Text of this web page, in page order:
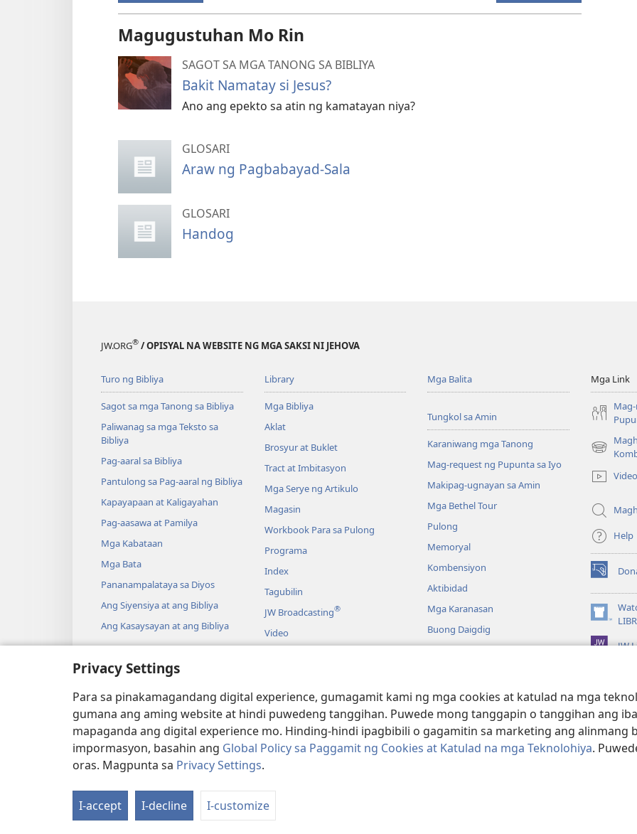
Privacy Settings
Para sa pinakamagandang digital experience, gumagamit kami ng mga cookies at katulad na mga
gumana ang aming website at hindi puwedeng tanggihan. Puwede mong tanggapin o tanggihan ang
mapaganda ang digital experience mo. Hinding-hindi ipagbibili o gagamitin sa marketing ang alinmang
impormasyon, basahin ang Global Policy sa Paggamit ng Cookies at Katulad na mga Teknolohiya.
oras. Magpunta sa Privacy Settings.
I-accept I-decline I-customize
Magugustuhan Mo Rin
SAGOT SA MGA TANONG SA BIBLIYA
Bakit Namatay si Jesus?
Ano ang epekto sa atin ng kamatayan niya?
GLOSARI
Araw ng Pagbabayad-Sala
GLOSARI
Handog
JW.ORG® / OPISYAL NA WEBSITE NG MGA SAKSI NI JEHOVA
Turo ng Bibliya
Sagot sa mga Tanong sa Bibliya
Paliwanag sa mga Teksto sa
Bibliya
Pag-aaral sa Bibliya
Pantulong sa Pag-aaral ng Bibliya
Kapayapaan at Kaligayahan
Pag-aasawa at Pamilya
Mga Kabataan
Mga Bata
Pananampalataya sa Diyos
Ang Siyensiya at ang Bibliya
Ang Kasaysayan at ang Bibliya
Library
Mga Bibliya
Aklat
Brosyur at Buklet
Tract at Imbitasyon
Mga Serye ng Artikulo
Magasin
Workbook Para sa Pulong
Programa
Index
Tagubilin
JW Broadcasting®
Video
Pagbabasa ng Bibliya—Audio
Drama
Mga Balita
Tungkol sa Amin
Karaniwang mga Tanong
Mag-request ng Pupunta sa Iyo
Makipag-ugnayan sa Amin
Mga Bethel Tour
Pulong
Memoryal
Kombensiyon
Aktibidad
Mga Karanasan
Buong Daigdig
Mga Link
(may
na
window)
Video
Help
(may
bubukas
na
bagong
(may
bubukas
na
JW
Copyright © 2026 Watch Tower Bible and Tract Society of Pennsylvania.